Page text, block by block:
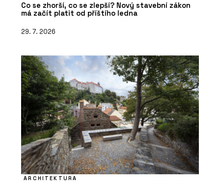
Co se zhorší, co se zlepší? Nový stavební zákon
má začít platit od příštího ledna
29. 7. 2026
ARCHITEKTURA